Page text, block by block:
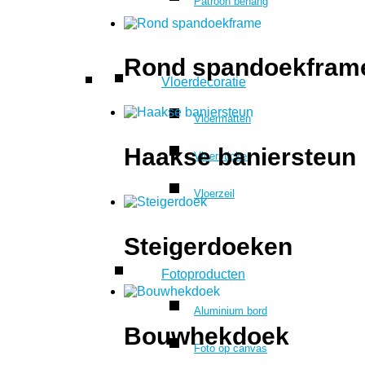
Vloerdecoratie
Vloermatten
Vloersticker
Vloerzeil
Fotoproducten
Aluminium bord
Foto op canvas
Rond
Haakse baniersteun
Steigerdoeken
Bouwhekdoek